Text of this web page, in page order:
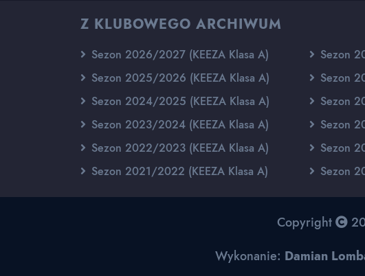
Z KLUBOWEGO ARCHIWUM
Sezon 2026/2027 (KEEZA Klasa A)
Sezon 2025/2026 (KEEZA Klasa A)
Sezon 2024/2025 (KEEZA Klasa A)
Sezon 2023/2024 (KEEZA Klasa A)
Sezon 2022/2023 (KEEZA Klasa A)
Sezon 2021/2022 (KEEZA Klasa A)
Sezon
Sezon
Sezon
Sezon
Sezon
Sezon
Copyright
Wykonanie: Damian